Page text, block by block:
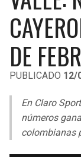
LIGA DE
LEAGUES CUP
UEFA EUROPA
UEFA
MLS
COPA
LIGA BETPLAY
DE
PUBLICADO 12/
En Claro
números
colombianas